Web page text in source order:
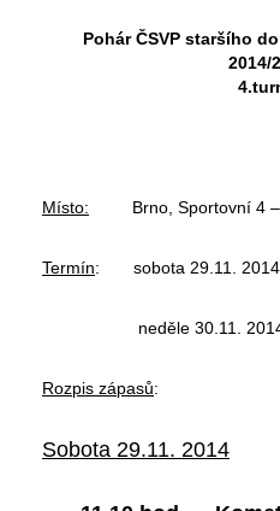
Pohár ČSVP staršího
2014/
Místo: Brno, Sportovní 4 –
Termín: sobota 29.11. 2014
neděle 30.11.
Rozpis zápasů:
Sobota 29.11. 2014